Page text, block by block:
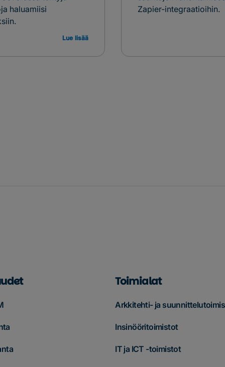
haluamiisi
Lue lisää
Zapier-integraatioihin.
Toimialat
Arkkitehti- ja
Insinööritoimistot
IT ja ICT -toimistot